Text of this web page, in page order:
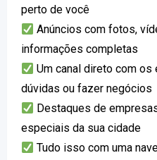
perto de você
Anúncios com fotos,
informações completas
Um canal direto com os
dúvidas ou fazer negócios
Destaques de
especiais da sua cidade
Tudo isso com uma